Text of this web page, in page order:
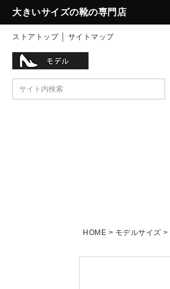
大きいサイズの靴の専門店
ストアトップ│ サイトマップ
HOME モデルサイズ